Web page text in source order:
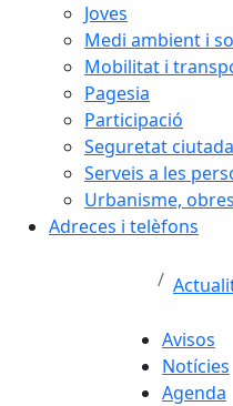
Joves
Medi ambient i
Mobilitat i
Pagesia
Participació
Seguretat
Serveis a les
Urbanisme,
Adreces i telèfons
Avisos
Notícies
Agenda